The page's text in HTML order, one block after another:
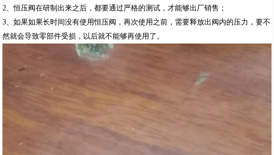
2、恒压阀在研制出来之后，都要通过严格的测试，才能够出厂销售；
3、如果如果长时间没有使用恒压阀，再次使用之前，需要释放出阀内的压力，要不
然就会导致零部件受损，以后就不能够再使用了。